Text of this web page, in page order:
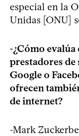
especial en la
Unidas [ONU]
-¿Cómo
prestadores
Google o
ofrecen
de internet?
-Mark